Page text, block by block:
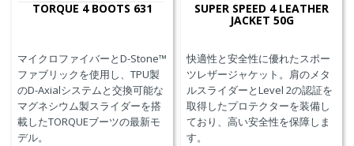
TORQUE 4 BOOTS 631
マイクロファイバーとD-Stone™
ファブリックを使用し、TPU製
のD-Axialシステムと交換可能な
マグネシウム製スライダーを搭
載したTORQUEブーツの最新モ
デル。
SUPER SPEED 4 LEATHER
JACKET 50G
快適性と安全性に優れたスポー
ツレザージャケット。肩のメタ
ルスライダーとLevel 2の認証を
取得したプロテクターを装備し
ており、高い安全性を保障しま
す。